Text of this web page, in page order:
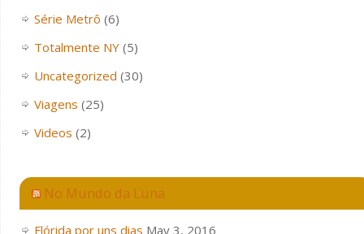
Série Metrô (6)
Totalmente NY(5)
Uncategorized (30)
Viagens (25)
Videos (2)
No Mundo da Luna
Flórida por uns dias May 3, 2016